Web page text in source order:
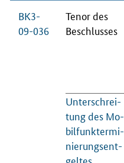
BK3-
09-036
Te­nor des
Be­schlus­ses
Un­ter­schrei­
tung des Mo­
bil­funk­ter­mi­
nie­rungs­ent­
gel­tes